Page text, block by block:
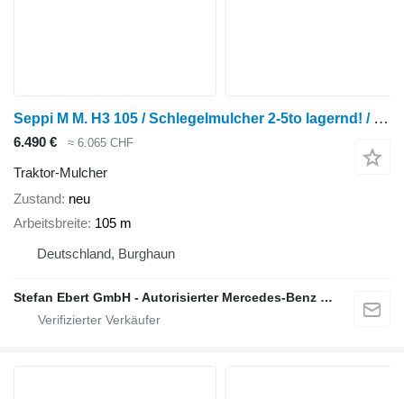
Seppi M M. H3 105 / Schlegelmulcher 2-5to lagernd! / NEU
6.490 € ≈ 6.065 CHF
Traktor-Mulcher
Zustand neu
Arbeitsbreite 105 m
Deutschland, Burghaun
Stefan Ebert GmbH - Autorisierter Mercedes-Benz Servicepartner